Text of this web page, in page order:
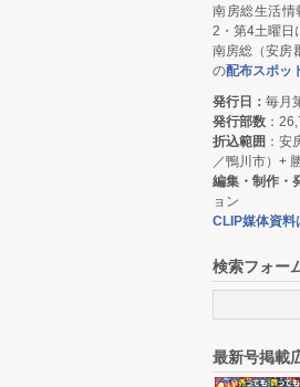
南房総生活情
2・第4土曜日
南房総（安房
の配布スポッ
発行日： 毎月
発行部数 ：
折込範囲 ：安
／鴨川市）+
編集・制作・
ョン
CLIP媒体資料
検索フォー
最新号掲載